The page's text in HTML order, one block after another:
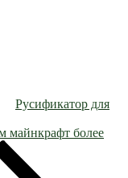
Русификатор для
майнкрафт более